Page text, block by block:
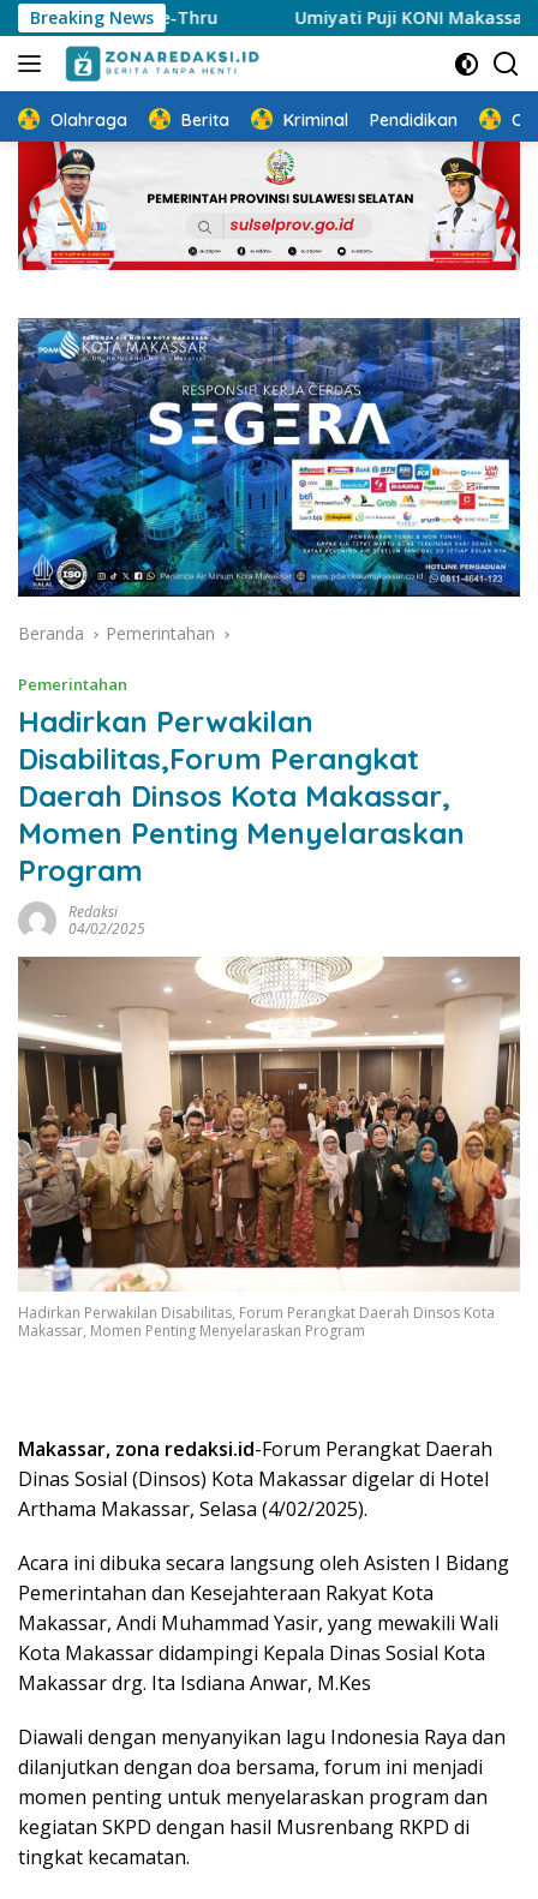
Langsung
ke
konten
Breaking News
Thru Umiyati Puji KONI Makassar Pastikan Atlet
Olahraga Berita Kriminal Pendidikan
Beranda Pemerintahan
Pemerintahan
Hadirkan Perwakilan
Disabilitas,Forum Perangkat
Daerah Dinsos Kota Makassar,
Momen Penting Menyelaraskan
Program
Redaksi
04/02/2025
Hadirkan Perwakilan Disabilitas, Forum Perangkat Daerah Dinsos Kota
Makassar, Momen Penting Menyelaraskan Program
Makassar, zona redaksi.id-Forum Perangkat Daerah
Dinas Sosial (Dinsos) Kota Makassar digelar di Hotel
Arthama Makassar, Selasa (4/02/2025).
Acara ini dibuka secara langsung oleh Asisten I Bidang
Pemerintahan dan Kesejahteraan Rakyat Kota
Makassar, Andi Muhammad Yasir, yang mewakili Wali
Kota Makassar didampingi Kepala Dinas Sosial Kota
Makassar drg. Ita Isdiana Anwar, M.Kes
Diawali dengan menyanyikan lagu Indonesia Raya dan
dilanjutkan dengan doa bersama, forum ini menjadi
momen penting untuk menyelaraskan program dan
kegiatan SKPD dengan hasil Musrenbang RKPD di
tingkat kecamatan.